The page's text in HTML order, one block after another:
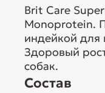
Brit Care
Monoprotein.
индейкой для
Здоровый
собак.
Состав